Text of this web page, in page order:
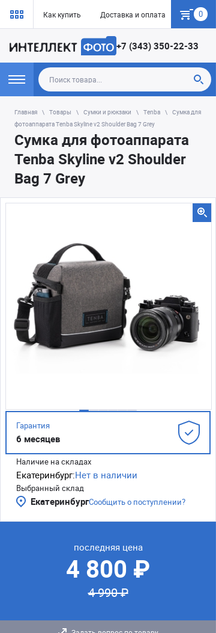
Как купить Доставка и оплата Гарантия
0
+7 (343) 350-22-33
Главная Товары Сумки и рюкзаки Tenba
Сумка для
фотоаппарата Tenba Skyline v2 Shoulder Bag 7 Grey
Сумка для фотоаппарата
Tenba Skyline v2 Shoulder
Bag 7 Grey
Гарантия
6 месяцев
Наличие на складах
Екатеринбург:Нет в наличии
Выбранный склад
ЕкатеринбургСообщить о поступлении?
последняя цена
4 800 ₽
4 990 ₽